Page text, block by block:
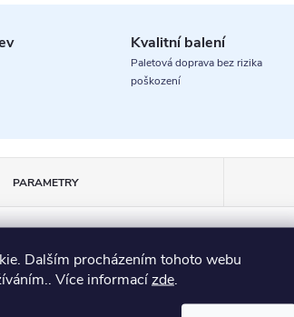
Dalším procházením tohoto webu
Více informacízde.
Kvalitní balení
Paletová doprava bez rizika
poškození
PARAMETRY